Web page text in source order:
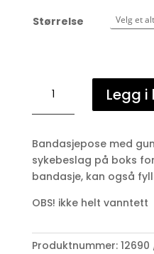
Størrelse
Bandasjepose/
antall
Legg
Bandasjepose med
sykebeslag på boks
bandasje, kan også
OBS! ikke helt vanntett
Produktnummer: 12690